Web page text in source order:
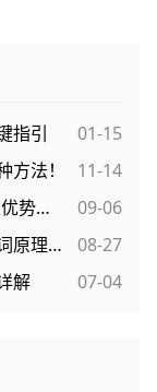
指引
01-15
法！
11-14
海外营销——Tik Tok下拉词的原理及优势解析
09-06
抖音下拉词优化：怎么做下拉词及出词原理解析
08-27
解
07-04